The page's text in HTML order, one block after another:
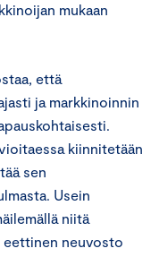
mukaan
että
ja markkinoinnin
kiinnitetään
sen
Usein
niitä
neuvosto